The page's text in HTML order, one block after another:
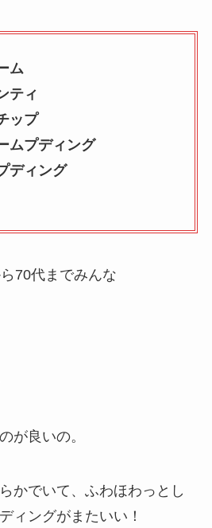
ム
ティ
ップ
ムプディング
ディング
70代までみんな
が良いの。
かでいて、ふわほわっとし
ィングがまたいい！